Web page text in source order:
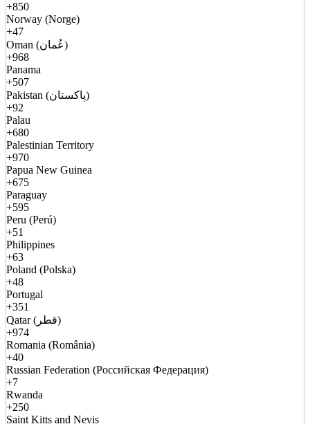
+850
Norway (Norge)
+47
Oman (عُمان)
+968
Panama
+507
Pakistan (پاکستان)
+92
Palau
+680
Palestinian Territory
+970
Papua New Guinea
+675
Paraguay
+595
Peru (Perú)
+51
Philippines
+63
Poland (Polska)
+48
Portugal
+351
Qatar (قطر)
+974
Romania (România)
+40
Russian Federation (Российская Федерация)
+7
Rwanda
+250
Saint Kitts and Nevis